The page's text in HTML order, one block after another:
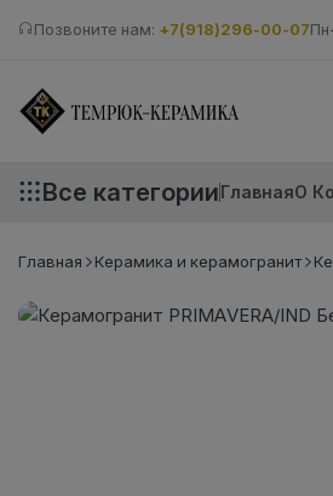
Позвоните нам: +7(918)296-00-07
Все категорииГлавнаяО
Главная Керамика и керамогранит